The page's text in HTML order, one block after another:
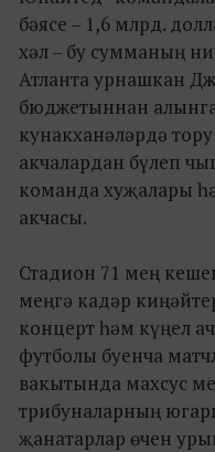
бәясе – 1,6 млрд.
хәл – бу сумманың
Атланта урнашкан
бюджетыннан
кунакханәләрдә
акчалардан бүлеп
команда хуҗалары
акчасы.
Стадион 71 мең
меңгә кадәр
концерт һәм күңел
футболы буенча
вакытында махсус
трибуналарның
җанатарлар өчен